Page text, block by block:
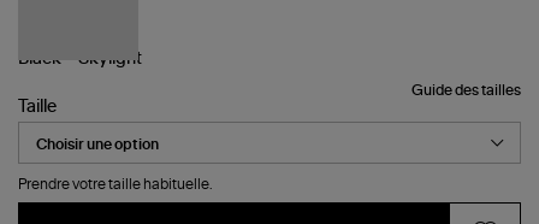
Guide des tailles
Taille
Prendre votre taille habituelle.